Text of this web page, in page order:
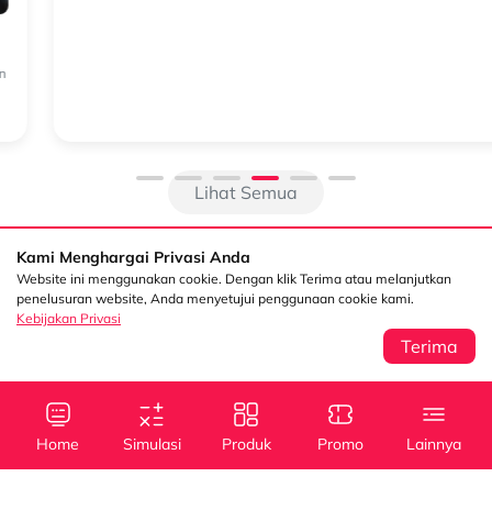
Lihat Semua
Kami Menghargai Privasi Anda
Website ini menggunakan cookie. Dengan klik Terima atau melanjutkan
penelusuran website, Anda menyetujui penggunaan cookie kami.
Kebijakan Privasi
Terima
Sentral Senayan 2,
3rd Floor Jl. Asia
Afrika No. 8 Senayan
Home Simulasi Produk Promo Lainnya